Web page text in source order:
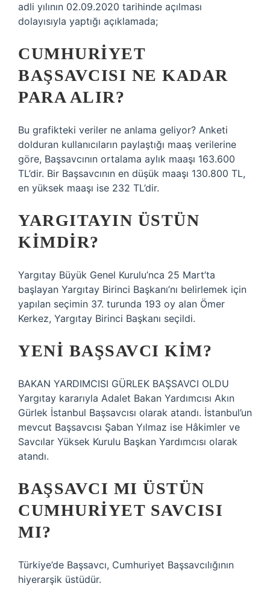
adli yılının 02.09.2020 tarihinde açılması
dolayısıyla yaptığı açıklamada;
CUMHURIYET
BAŞSAVCISI NE KADAR
PARA ALIR?
Bu grafikteki veriler ne anlama geliyor? Anketi
dolduran kullanıcıların paylaştığı maaş verilerine
göre, Başsavcının ortalama aylık maaşı 163.600
TL’dir. Bir Başsavcının en düşük maaşı 130.800 TL,
en yüksek maaşı ise 232 TL’dir.
YARGITAYIN ÜSTÜN
KIMDIR?
Yargıtay Büyük Genel Kurulu’nca 25 Mart’ta
başlayan Yargıtay Birinci Başkanı’nı belirlemek için
yapılan seçimin 37. turunda 193 oy alan Ömer
Kerkez, Yargıtay Birinci Başkanı seçildi.
YENI BAŞSAVCI KIM?
BAKAN YARDIMCISI GÜRLEK BAŞSAVCI OLDU
Yargıtay kararıyla Adalet Bakan Yardımcısı Akın
Gürlek İstanbul Başsavcısı olarak atandı. İstanbul’un
mevcut Başsavcısı Şaban Yılmaz ise Hâkimler ve
Savcılar Yüksek Kurulu Başkan Yardımcısı olarak
atandı.
BAŞSAVCI MI ÜSTÜN
CUMHURIYET SAVCISI
MI?
Türkiye’de Başsavcı, Cumhuriyet Başsavcılığının
hiyerarşik üstüdür.